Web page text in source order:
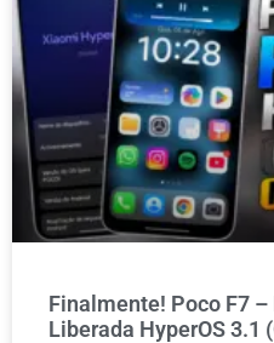
Finalmente! Poco F7
Liberada HyperOS 3.1